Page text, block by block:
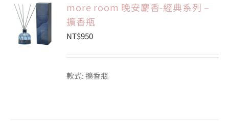
more room 晚安麝香-經典系列 –
擴香瓶
NT$950
款式: 擴香瓶